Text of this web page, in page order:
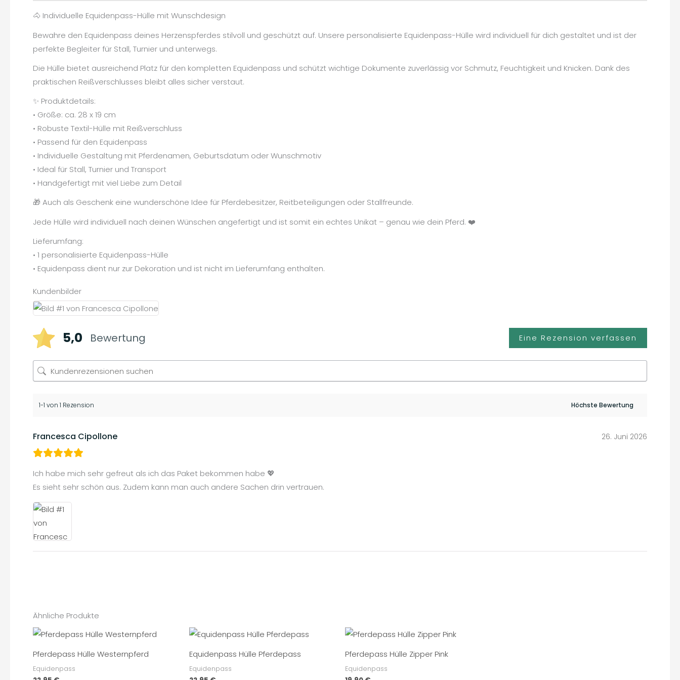
🐴 Individuelle Equidenpass-Hülle mit Wunschdesign
Bewahre den Equidenpass deines Herzenspferdes stilvoll und geschützt auf. Unsere personalisierte Equidenpass-Hülle wird individuell für dich gestaltet und ist der
perfekte Begleiter für Stall, Turnier und unterwegs.
Die Hülle bietet ausreichend Platz für den kompletten Equidenpass und schützt wichtige Dokumente zuverlässig vor Schmutz, Feuchtigkeit und Knicken. Dank des
praktischen Reißverschlusses bleibt alles sicher verstaut.
✨ Produktdetails:
• Größe: ca. 28 x 19 cm
• Robuste Textil-Hülle mit Reißverschluss
• Passend für den Equidenpass
• Individuelle Gestaltung mit Pferdenamen, Geburtsdatum oder Wunschmotiv
• Ideal für Stall, Turnier und Transport
• Handgefertigt mit viel Liebe zum Detail
🎁 Auch als Geschenk eine wunderschöne Idee für Pferdebesitzer, Reitbeteiligungen oder Stallfreunde.
Jede Hülle wird individuell nach deinen Wünschen angefertigt und ist somit ein echtes Unikat – genau wie dein Pferd. ❤️
Lieferumfang:
• 1 personalisierte Equidenpass-Hülle
• Equidenpass dient nur zur Dekoration und ist nicht im Lieferumfang enthalten.
Kundenbilder
5,0 Bewertung Eine Rezension verfassen
1-1 von 1 Rezension
Francesca Cipollone 26. Juni 2026
Ich habe mich sehr gefreut als ich das Paket bekommen habe 💖
Es sieht sehr schön aus. Zudem kann man auch andere Sachen drin vertrauen.
Ähnliche Produkte
Pferdepass Hülle Westernpferd
Equidenpass
Equidenpass Hülle Pferdepass
Equidenpass
Pferdepass Hülle Zipper Pink
Equidenpass